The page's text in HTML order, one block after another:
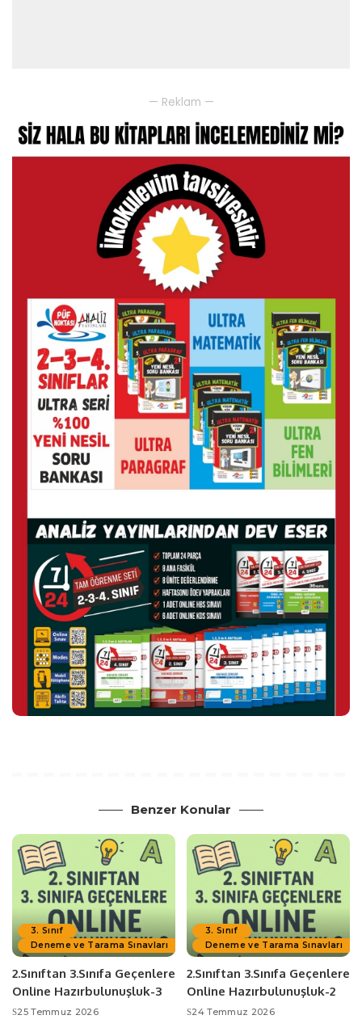
— Reklam —
Benzer Konular
3. Sınıf
Deneme ve Tarama Sınavları
2.Sınıftan 3.Sınıfa Geçenlere
Online Hazırbulunuşluk-3
25 Temmuz 2026
3. Sınıf
Deneme ve Tarama Sınavları
2.Sınıftan 3.Sınıfa Geçenlere
Online Hazırbulunuşluk-2
24 Temmuz 2026